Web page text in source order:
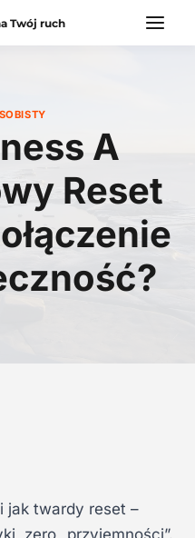
Twój ruch
A
Reset
jak twardy reset –
zero „przyjemności”.